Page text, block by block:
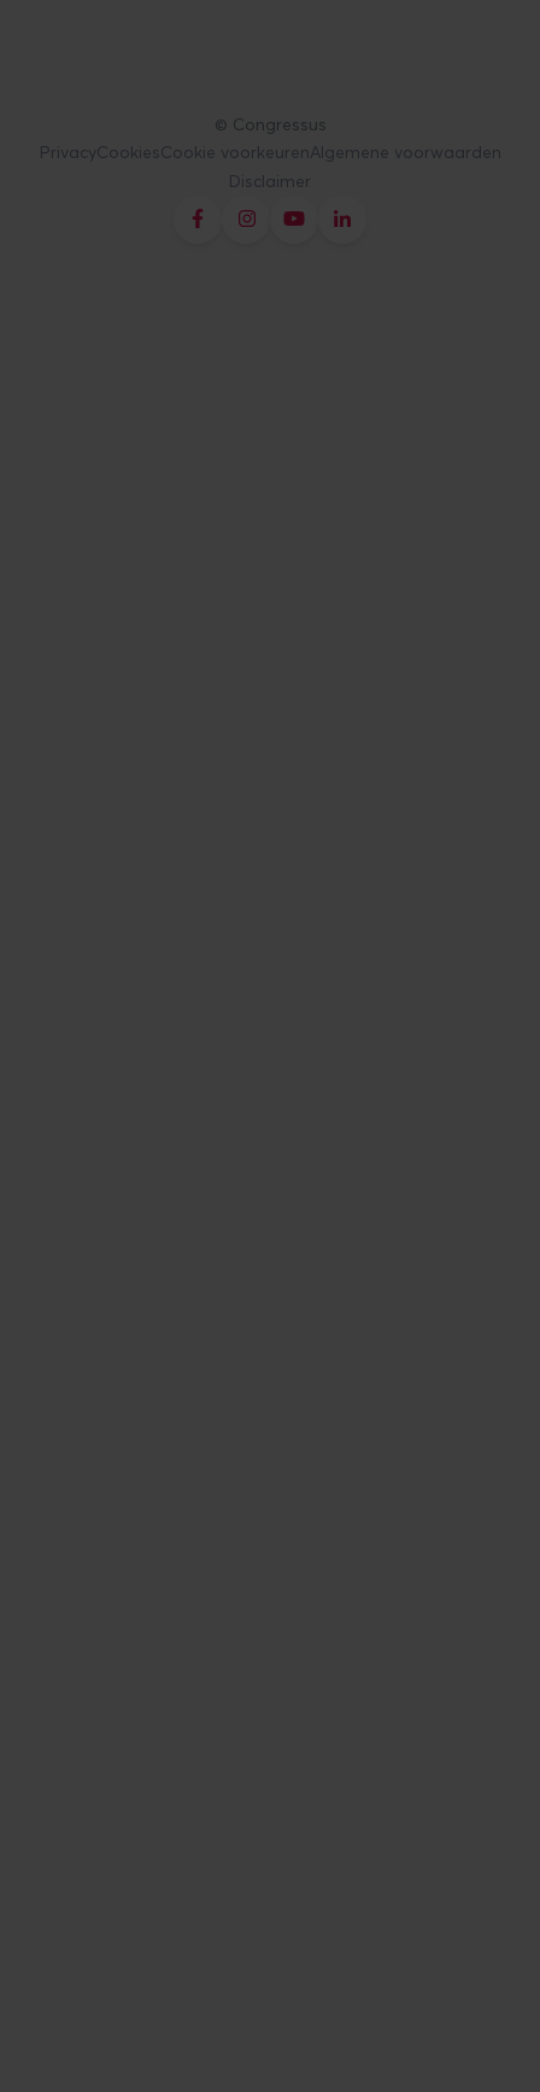
© Congressus
PrivacyCookiesCookie voorkeurenAlgemene voorwaarden
Disclaimer